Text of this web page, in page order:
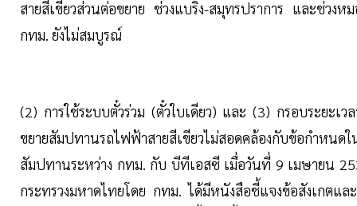
สายสีเขียวส่วนต่อขยาย ช่วงแบริ่ง-สมุทรปราการ และช่วง
กทม. ยังไม่สมบูรณ์
(2) การใช้ระบบตั๋วร่วม (ตั๋วใบเดียว) และ (3) กรอบระยะเวล
ขยายสัมปทานรถไฟฟ้าสายสีเขียวไม่สอดคล้องกับข้อกำหนด
สัมปทานระหว่าง กทม. กับ บีทีเอสซี เมื่อวันที่ 9 เมษายน
กระทรวงมหาดไทยโดย กทม. ได้มีหนังสือชี้แจงข้อสังเกตแล